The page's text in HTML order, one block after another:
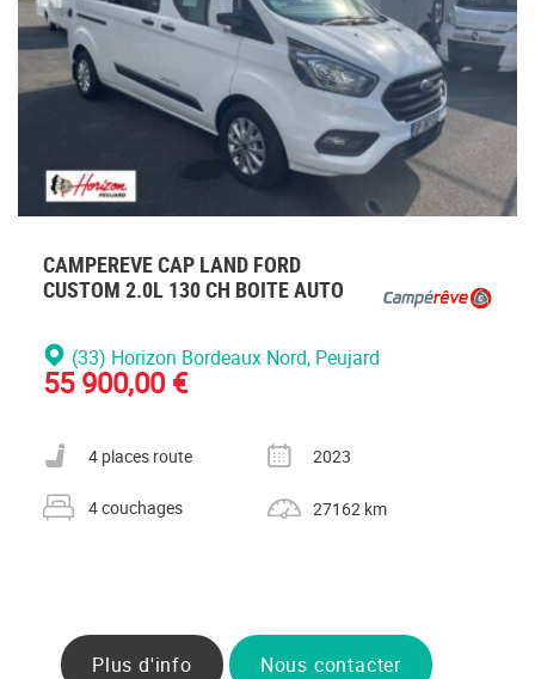
CAMPEREVE CAP LAND FORD
CUSTOM 2.0L 130 CH BOITE AUTO
(33) Horizon Bordeaux Nord, Peujard
55 900,00 €
Nombre de places carte grise
4 places route
Année
2023
Nombre de couchages
4 couchages
Kilométrage
27162 km
Plus d'info Nous contacter